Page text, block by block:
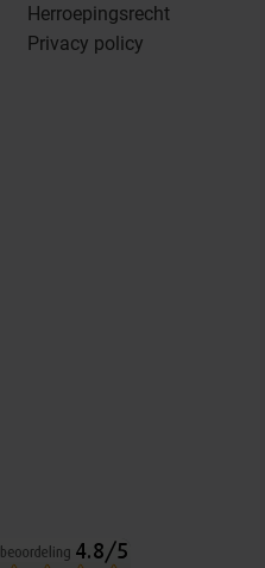
Herroepingsrecht
Privacy policy